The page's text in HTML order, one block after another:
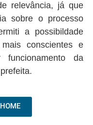
relevância, já que
sobre o processo
a possibildade
conscientes e
da